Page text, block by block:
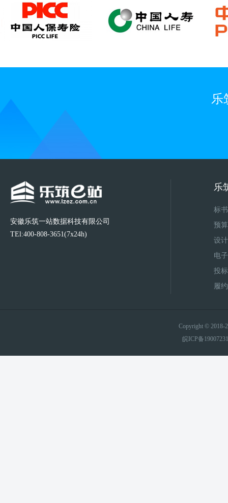
乐
安徽乐筑一站数据科技有限公司
TEl:400-808-3651(7x24h)
乐
标
预
设
电
投
履
Copyright © 2018-
皖ICP备